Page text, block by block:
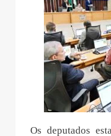
Os deputados